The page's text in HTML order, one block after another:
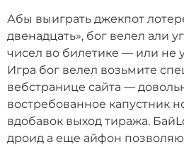
Абы выиграть джекпот
двенадцать», бог велел али
чисел во билетике — или не
Игра бог велел возьмите
вебстранице сайта —
востребованное капустник
вдобавок выход тиража.
дроид а еще айфон